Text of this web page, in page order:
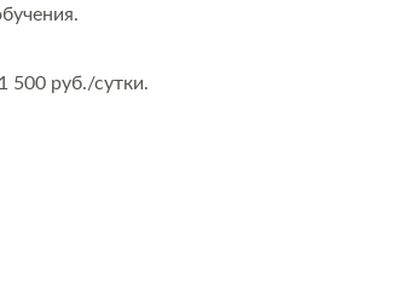
руб./сутки.